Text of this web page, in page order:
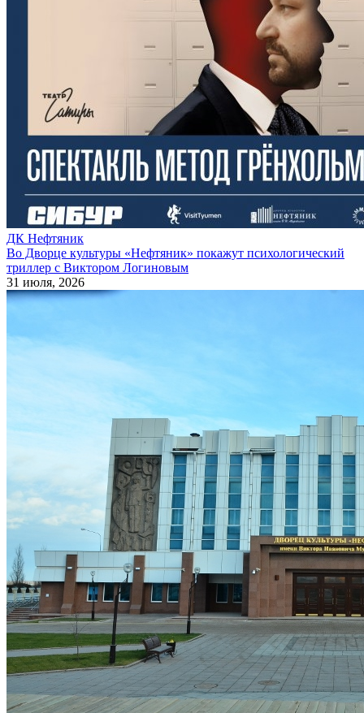
ДК Нефтяник
Во Дворце культуры «Нефтяник» покажут психологический
триллер с Виктором Логиновым
31 июля, 2026